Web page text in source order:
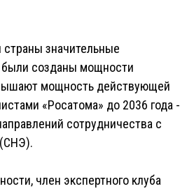
значительные
были созданы мощности
мощность действующей
«Росатома» до 2036 года -
сотрудничества с
член экспертного клуба